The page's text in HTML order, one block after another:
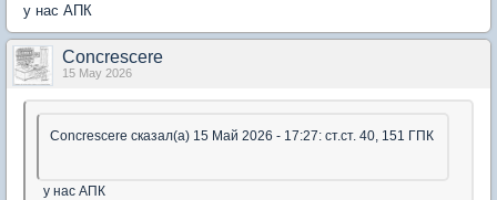
у нас АПК
Concrescere
15 May 2026
Concrescere сказал(а) 15 Май 2026 - 17:27: ст.ст. 40, 151 ГПК
у нас АПК